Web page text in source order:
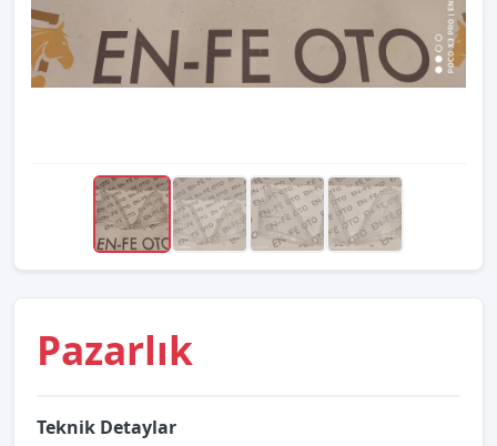
Pazarlık
Teknik Detaylar